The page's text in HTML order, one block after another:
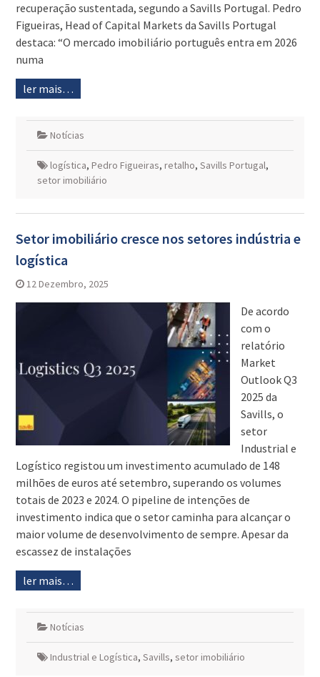
recuperação sustentada, segundo a Savills Portugal. Pedro
Figueiras, Head of Capital Markets da Savills Portugal
destaca: “O mercado imobiliário português entra em 2026
numa
ler mais…
Notícias
logística, Pedro Figueiras, retalho, Savills Portugal,
setor imobiliário
Setor imobiliário cresce nos setores indústria e
logística
12 Dezembro, 2025
De acordo
com o
relatório
Market
Outlook Q3
2025 da
Savills, o
setor
Industrial e
Logístico registou um investimento acumulado de 148
milhões de euros até setembro, superando os volumes
totais de 2023 e 2024. O pipeline de intenções de
investimento indica que o setor caminha para alcançar o
maior volume de desenvolvimento de sempre. Apesar da
escassez de instalações
ler mais…
Notícias
Industrial e Logística, Savills, setor imobiliário